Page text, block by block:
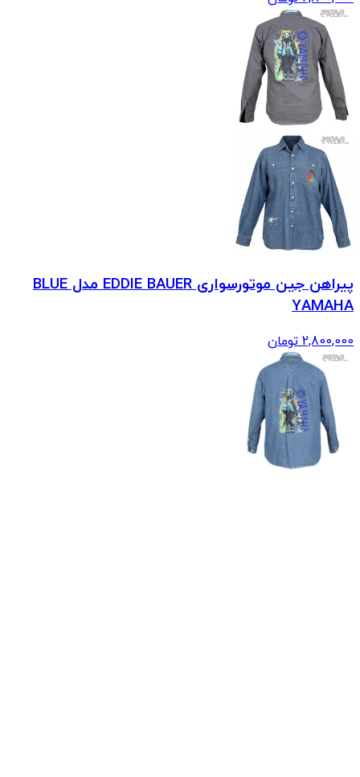
پیراهن جین موتورسواری EDDIE BAUER مدل BLUE
YAMAHA
2,800,000 تومان